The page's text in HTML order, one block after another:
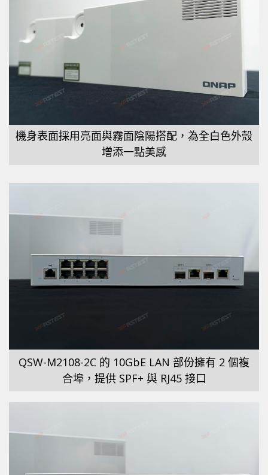
機身表面採用亮面與霧面陰陽搭配，為全白色外殼
增添一點美感
QSW-M2108-2C 的 10GbE LAN 部份擁有 2 個複
合埠，提供 SPF+ 與 RJ45 接口